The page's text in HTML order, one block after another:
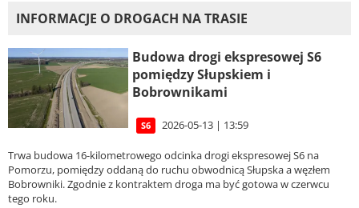
INFORMACJE O DROGACH NA TRASIE
Budowa drogi ekspresowej S6
pomiędzy Słupskiem i
Bobrownikami
S6 2026-05-13 | 13:59
Trwa budowa 16-kilometrowego odcinka drogi ekspresowej S6 na
Pomorzu, pomiędzy oddaną do ruchu obwodnicą Słupska a węzłem
Bobrowniki. Zgodnie z kontraktem droga ma być gotowa w czerwcu
tego roku.